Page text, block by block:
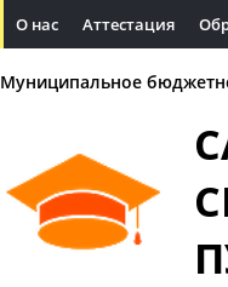
О нас Аттестация
Муниципальное